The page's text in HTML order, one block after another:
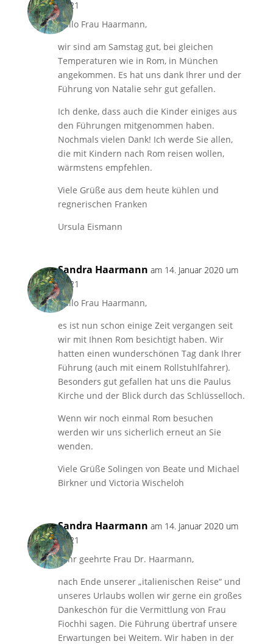
18:21
Hallo Frau Haarmann,
wir sind am Samstag gut, bei gleichen
Temperaturen wie in Rom, in München
angekommen. Es hat uns dank Ihrer und der
Führung von Natalie sehr gut gefallen.
Ich denke, dass auch die Kinder einiges aus
den Führungen mitgenommen haben.
Nochmals vielen Dank! Ich werde Sie allen,
die mit Kindern nach Rom reisen wollen,
wärmstens empfehlen.
Viele Grüße aus dem heute kühlen und
regnerischen Franken
Ursula Eismann
Sandra Haarmann am 14. Januar 2020 um
18:21
Hallo Frau Haarmann,
es ist nun schon einige Zeit vergangen seit
wir mit Ihnen Rom besichtigt haben. Wir
hatten einen wunderschönen Tag dank Ihrer
Führung (auch mit einem Rollstuhlfahrer).
Besonders gut gefallen hat uns die Paulus
Kirche und der Blick durch das Schlüsselloch.
Wenn wir noch einmal Rom besuchen
werden wir uns sicherlich erneut an Sie
wenden.
Viele Grüße Solingen von Beate und Michael
Birkner und Victoria Wischeloh
Sandra Haarmann am 14. Januar 2020 um
18:21
Sehr geehrte Frau Dr. Haarmann,
nach Ende unserer „italienischen Reise“ und
unseres Urlaubs wollen wir gerne ein großes
Dankeschön für die Vermittlung von Frau
Fiochhi sagen. Die Führung übertraf unsere
Erwartungen bei Weitem. Wir haben in der